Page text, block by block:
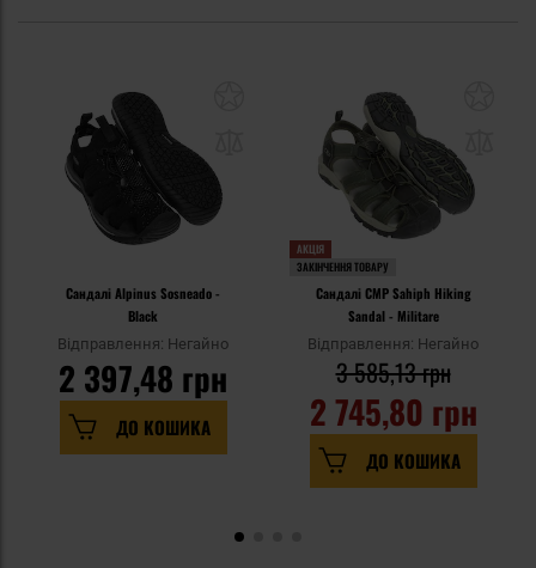
Сандалі Alpinus Sosneado -
Black
Відправлення: Негайно
2 397,48 грн
ДО КОШИКА
АКЦІЯ
ЗАКІНЧЕННЯ ТОВАРУ
Сандалі CMP Sahiph Hiking
Sandal - Militare
Відправлення: Негайно
2 745,80 грн
3 585,13 грн
ДО КОШИКА